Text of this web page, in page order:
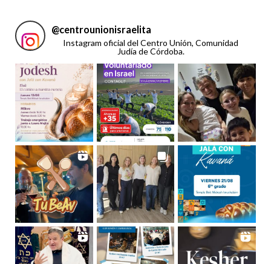
@centrounionisraelita
Instagram oficial del Centro Unión, Comunidad
Judía de Córdoba.